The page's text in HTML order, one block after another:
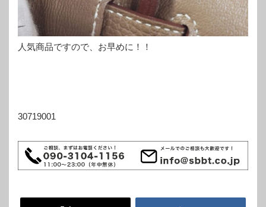
人気商品ですので、お早めに！！
30719001